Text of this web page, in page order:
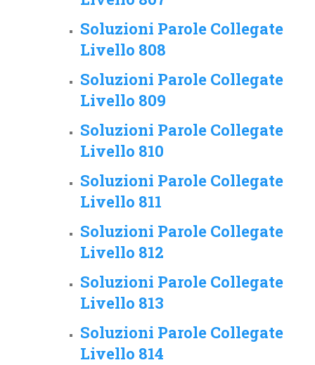
Soluzioni Parole Collegate
Livello 808
Soluzioni Parole Collegate
Livello 809
Soluzioni Parole Collegate
Livello 810
Soluzioni Parole Collegate
Livello 811
Soluzioni Parole Collegate
Livello 812
Soluzioni Parole Collegate
Livello 813
Soluzioni Parole Collegate
Livello 814